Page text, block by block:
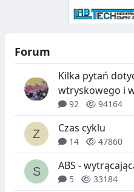
Forum
Kilka pytań
wtryskowego i
92 94164
Czas cyklu
14 47860
ABS -
5 33184